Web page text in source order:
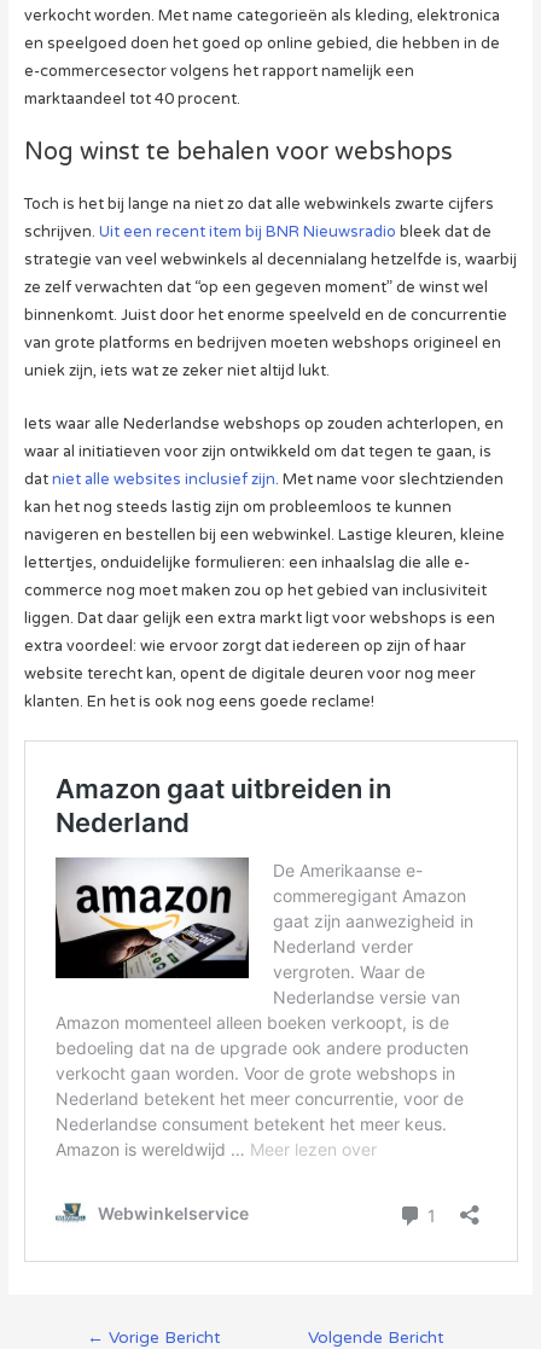
verkocht worden. Met name categorieën als kleding, elektronica
en speelgoed doen het goed op online gebied, die hebben in de
e-commercesector volgens het rapport namelijk een
marktaandeel tot 40 procent.
Nog winst te behalen voor webshops
Toch is het bij lange na niet zo dat alle webwinkels zwarte cijfers
schrijven. Uit een recent item bij BNR Nieuwsradio bleek dat de
strategie van veel webwinkels al decennialang hetzelfde is, waarbij
ze zelf verwachten dat “op een gegeven moment” de winst wel
binnenkomt. Juist door het enorme speelveld en de concurrentie
van grote platforms en bedrijven moeten webshops origineel en
uniek zijn, iets wat ze zeker niet altijd lukt.
Iets waar alle Nederlandse webshops op zouden achterlopen, en
waar al initiatieven voor zijn ontwikkeld om dat tegen te gaan, is
datniet alle websites inclusief zijn. Met name voor slechtzienden
kan het nog steeds lastig zijn om probleemloos te kunnen
navigeren en bestellen bij een webwinkel. Lastige kleuren, kleine
lettertjes, onduidelijke formulieren: een inhaalslag die alle e-
commerce nog moet maken zou op het gebied van inclusiviteit
liggen. Dat daar gelijk een extra markt ligt voor webshops is een
extra voordeel: wie ervoor zorgt dat iedereen op zijn of haar
website terecht kan, opent de digitale deuren voor nog meer
klanten. En het is ook nog eens goede reclame!
Berichtnavigatie
← Vorige Bericht
Volgende Bericht